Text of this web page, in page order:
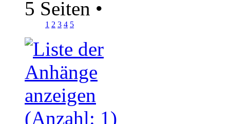
5 Seiten •
1 2 3 4 5